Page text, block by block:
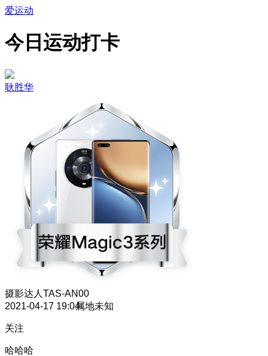
爱运动
今日运动打卡
耿胜华
摄影达人 TAS-AN00
2021-04-17 19:04属地未知
关注
哈哈哈